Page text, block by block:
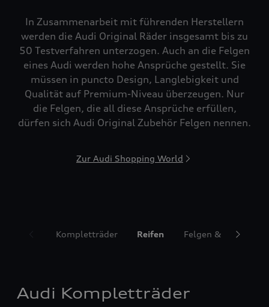
In Zusammenarbeit mit führenden Herstellern
werden die Audi Original Räder insgesamt bis zu
50 Testverfahren unterzogen. Auch an die Felgen
eines Audi werden hohe Ansprüche gestellt. Sie
müssen in puncto Design, Langlebigkeit und
Qualität auf Premium-Niveau überzeugen. Nur
die Felgen, die all diese Ansprüche erfüllen,
dürfen sich Audi Original Zubehör Felgen nennen.
Zur Audi Shopping World
Kompletträder Reifen Felgen &
Audi Kompletträder